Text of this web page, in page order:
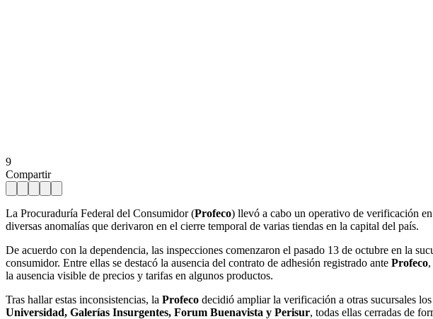
9
Compartir
La Procuraduría Federal del Consumidor (Profeco) llevó a cabo un operativo de verificación
diversas anomalías que derivaron en el cierre temporal de varias tiendas en la capital del país.
De acuerdo con la dependencia, las inspecciones comenzaron el pasado 13 de octubre en la
consumidor. Entre ellas se destacó la ausencia del contrato de adhesión registrado ante Profeco
la ausencia visible de precios y tarifas en algunos productos.
Tras hallar estas inconsistencias, la Profeco decidió ampliar la verificación a otras sucursales
Universidad, Galerías Insurgentes, Forum Buenavista y Perisur, todas ellas cerradas de